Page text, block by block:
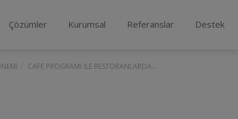
Çözümler Kurumsal Referanslar Destek
CAFE PROGRAMI İLE RESTORANLARDA...